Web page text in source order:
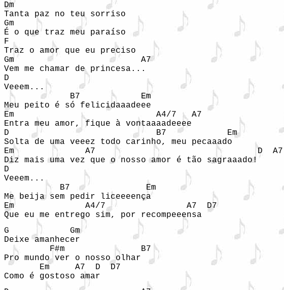
Dm
Tanta paz no teu sorriso
Gm
É o que traz meu paraíso
F
Traz o amor que eu preciso
Gm                         A7
Vem me chamar de princesa...
D
Veeem...
             B7            Em
Meu peito é só felicidaaadeee
Em                            A4/7   A7
Entra meu amor, fique à vontaaaadeeee
D                             B7            Em
Solta de uma veeez todo carinho, meu pecaaado
Em              A7                                D  A7
Diz mais uma vez que o nosso amor é tão sagraaado!
D
Veeem...
           B7               Em
Me beija sem pedir liceeeença
Em              A4/7                A7  D7
Que eu me entrego sim, por recompeeensa
G            Gm
Deixe amanhecer
         F#m               B7
Pro mundo ver o nosso olhar
       Em     A7  D  D7
Como é gostoso amar